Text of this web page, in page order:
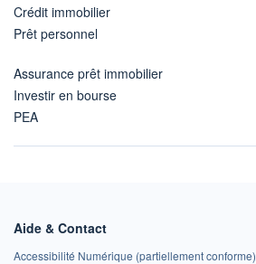
Crédit immobilier
Prêt personnel
Assurance prêt immobilier
Investir en bourse
PEA
Aide & Contact
Accessibilité Numérique (partiellement conforme)